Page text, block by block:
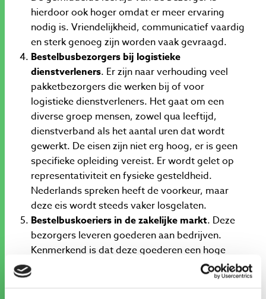
hierdoor ook hoger omdat er meer ervaring
nodig is. Vriendelijkheid, communicatief vaardig
en sterk genoeg zijn worden vaak gevraagd.
Bestelbusbezorgers bij logistieke
dienstverleners. Er zijn naar verhouding veel
pakketbezorgers die werken bij of voor
logistieke dienstverleners. Het gaat om een
diverse groep mensen, zowel qua leeftijd,
dienstverband als het aantal uren dat wordt
gewerkt. De eisen zijn niet erg hoog, er is geen
specifieke opleiding vereist. Er wordt gelet op
representativiteit en fysieke gesteldheid.
Nederlands spreken heeft de voorkeur, maar
deze eis wordt steeds vaker losgelaten.
Bestelbuskoeriers in de zakelijke markt. Deze
bezorgers leveren goederen aan bedrijven.
Kenmerkend is dat deze goederen een hoge
waarde hebben en verzendingen vaak complex
zijn. Over het algemeen maken deze bezorgers